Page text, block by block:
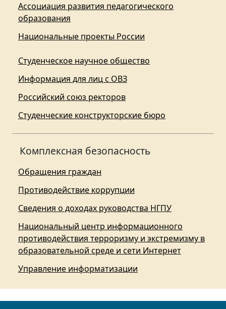
Ассоциация развития педагогического
образования
Национальные проекты России
Студенческое научное общество
Информация для лиц с ОВЗ
Российский союз ректоров
Студенческие конструкторские бюро
Комплексная безопасность
Обращения граждан
Противодействие коррупции
Сведения о доходах руководства НГПУ
Национальный центр информационного
противодействия терроризму и экстремизму в
образовательной среде и сети Интернет
Управление информатизации